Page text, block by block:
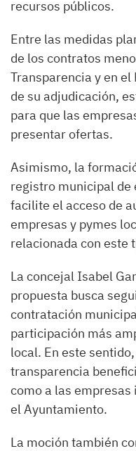
recursos públicos.
Entre las medidas
de los contratos
Transparencia y en
de su adjudicación,
para que las
presentar ofertas.
Asimismo, la
registro municipal de
facilite el acceso de
empresas y pymes
relacionada con este
La concejal Isabel
propuesta busca
contratación
participación más
local. En este
transparencia
como a las
el Ayuntamiento.
La moción también